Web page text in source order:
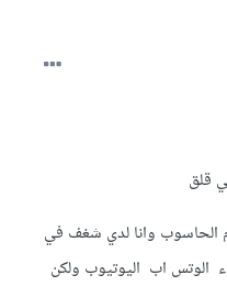
قلق
وانا لدي شغف في
الوتس اب اليوتيوب ولكن